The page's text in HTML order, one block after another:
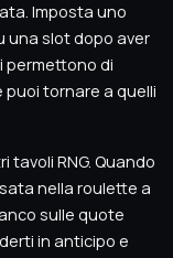
Imposta uno
una slot dopo aver
permettono di
puoi tornare a quelli
tavoli RNG. Quando
nella roulette a
sulle quote
in anticipo e